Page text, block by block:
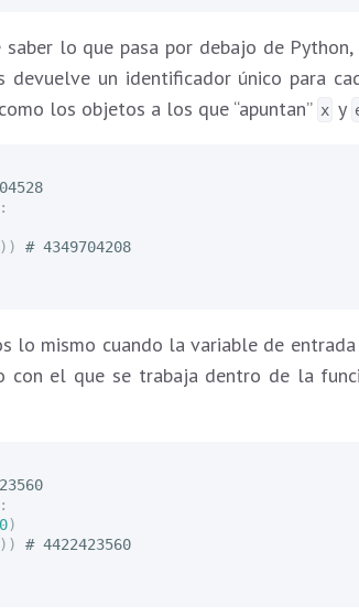
lo que pasa por debajo de
devuelve un identificador único para
los objetos a los que “apuntan” x y
))
lo mismo cuando la variable de
con el que se trabaja dentro de la
)
))